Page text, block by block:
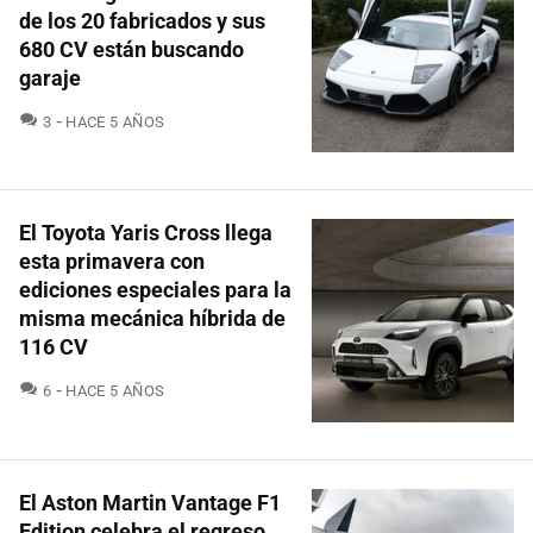
de los 20 fabricados y sus
680 CV están buscando
garaje
3 COMENTARIOS
HACE 5 AÑOS
El Toyota Yaris Cross llega
esta primavera con
ediciones especiales para la
misma mecánica híbrida de
116 CV
6 COMENTARIOS
HACE 5 AÑOS
El Aston Martin Vantage F1